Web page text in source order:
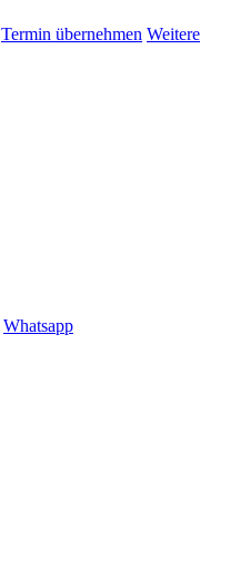
Termin übernehmen Weitere
Whatsapp